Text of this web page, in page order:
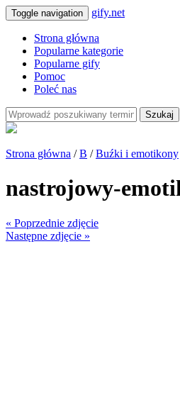
Toggle navigation gify.net
Strona główna
Popularne kategorie
Popularne gify
Pomoc
Poleć nas
Szukaj
Strona główna /B /Buźki i emotikony
nastrojowy-
« Poprzednie zdjęcie
Następne zdjęcie »